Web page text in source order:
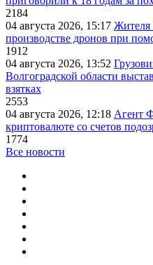
2184
04 августа 2026, 15:17 Жителя
производстве дронов при
1912
04 августа 2026, 13:52
Волгоградской области
взятках
2553
04 августа 2026, 12:18 Агент
криптовалюте со счетов
1774
Все новости